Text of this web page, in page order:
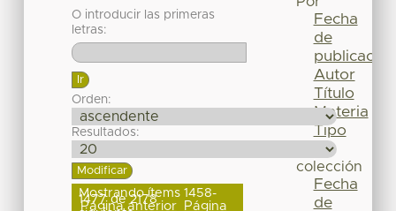
O introducir las primeras
letras:
Orden:
Resultados:
Mostrando ítems 1458-
1477 de 2178
Página anterior Página
Fecha
de
publicación
Autor
Título
Materia
Tipo
colección
Fecha
de